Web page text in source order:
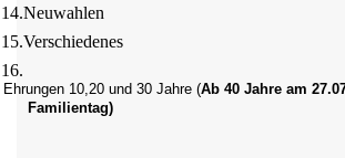
14.Neuwahlen
15.Verschiedenes
16.
Ehrungen 10,20 und 30 Jahre (Ab 40 Jahre am
Familientag)